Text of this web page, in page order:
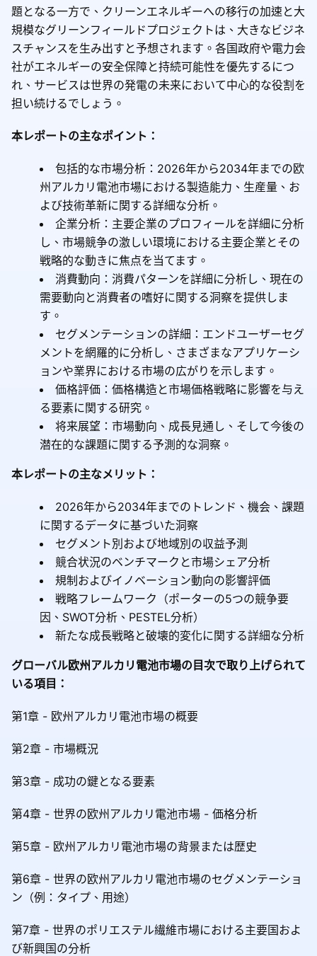
題となる一方で、クリーンエネルギーへの移行の加速と大
規模なグリーンフィールドプロジェクトは、大きなビジネ
スチャンスを生み出すと予想されます。各国政府や電力会
社がエネルギーの安全保障と持続可能性を優先するにつ
れ、サービスは世界の発電の未来において中心的な役割を
担い続けるでしょう。
本レポートの主なポイント：
包括的な市場分析：2026年から2034年までの欧
州アルカリ電池市場における製造能力、生産量、お
よび技術革新に関する詳細な分析。
企業分析：主要企業のプロフィールを詳細に分析
し、市場競争の激しい環境における主要企業とその
戦略的な動きに焦点を当てます。
消費動向：消費パターンを詳細に分析し、現在の
需要動向と消費者の嗜好に関する洞察を提供しま
す。
セグメンテーションの詳細：エンドユーザーセグ
メントを網羅的に分析し、さまざまなアプリケーシ
ョンや業界における市場の広がりを示します。
価格評価：価格構造と市場価格戦略に影響を与え
る要素に関する研究。
将来展望：市場動向、成長見通し、そして今後の
潜在的な課題に関する予測的な洞察。
本レポートの主なメリット：
2026年から2034年までのトレンド、機会、課題
に関するデータに基づいた洞察
セグメント別および地域別の収益予測
競合状況のベンチマークと市場シェア分析
規制およびイノベーション動向の影響評価
戦略フレームワーク（ポーターの5つの競争要
因、SWOT分析、PESTEL分析）
新たな成長戦略と破壊的変化に関する詳細な分析
グローバル欧州アルカリ電池市場の目次で取り上げられて
いる項目：
第1章 - 欧州アルカリ電池市場の概要
第2章 - 市場概況
第3章 - 成功の鍵となる要素
第4章 - 世界の欧州アルカリ電池市場 - 価格分析
第5章 - 欧州アルカリ電池市場の背景または歴史
第6章 - 世界の欧州アルカリ電池市場のセグメンテーショ
ン（例：タイプ、用途）
第7章 - 世界のポリエステル繊維市場における主要国およ
び新興国の分析